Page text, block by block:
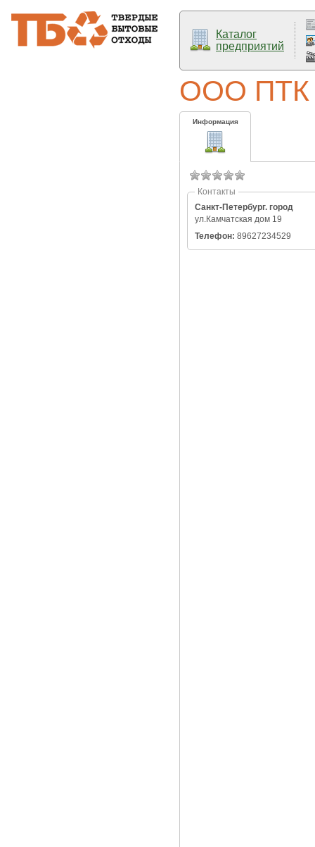
Каталог
предприятий
ООО ПТК
Информация
Контакты
Санкт-Петербург. город
ул.Камчатская дом 19
Телефон: 89627234529